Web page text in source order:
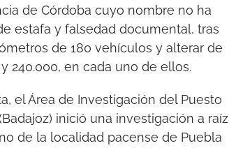
de Córdoba cuyo nombre no ha
estafa y falsedad documental, tras
de 180 vehículos y alterar de
240.000, en cada uno de ellos.
el Área de Investigación del Puesto
inició una investigación a raíz
de la localidad pacense de Puebla